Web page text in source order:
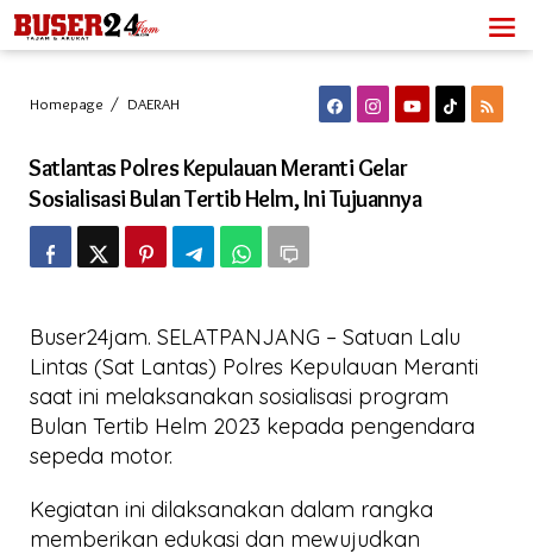
Lewati
ke
konten
Homepage / DAERAH
Meranti
Gelar
Sosialisasi
Bulan
Tertib
Helm,
Satlantas Polres Kepulauan Meranti Gelar
Sosialisasi Bulan Tertib Helm, Ini Tujuannya
Buser24jam. SELATPANJANG – Satuan Lalu
Lintas (Sat Lantas) Polres Kepulauan Meranti
saat ini melaksanakan sosialisasi program
Bulan Tertib Helm 2023 kepada pengendara
sepeda motor.
Kegiatan ini dilaksanakan dalam rangka
memberikan edukasi dan mewujudkan